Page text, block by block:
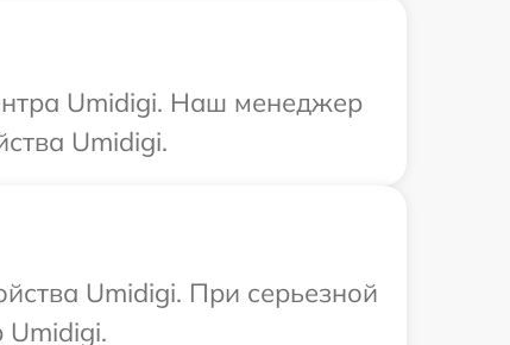
Umidigi. Наш менеджер
Umidigi.
Umidigi. При серьезной
Umidigi.